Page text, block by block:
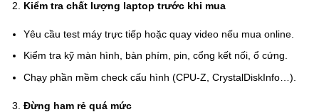
Kiểm tra chất lượng laptop trước khi mua
Yêu cầu test máy trực tiếp hoặc quay video nếu mua online.
Kiểm tra kỹ màn hình, bàn phím, pin, cổng kết nối, ổ cứng.
Chạy phần mềm check cấu hình (CPU-Z, CrystalDiskInfo…).
Đừng ham rẻ quá mức